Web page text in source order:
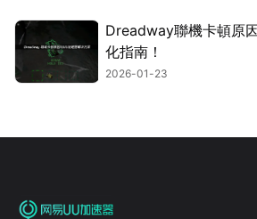
Dreadway聯機卡頓原
化指南！
2026-01-23